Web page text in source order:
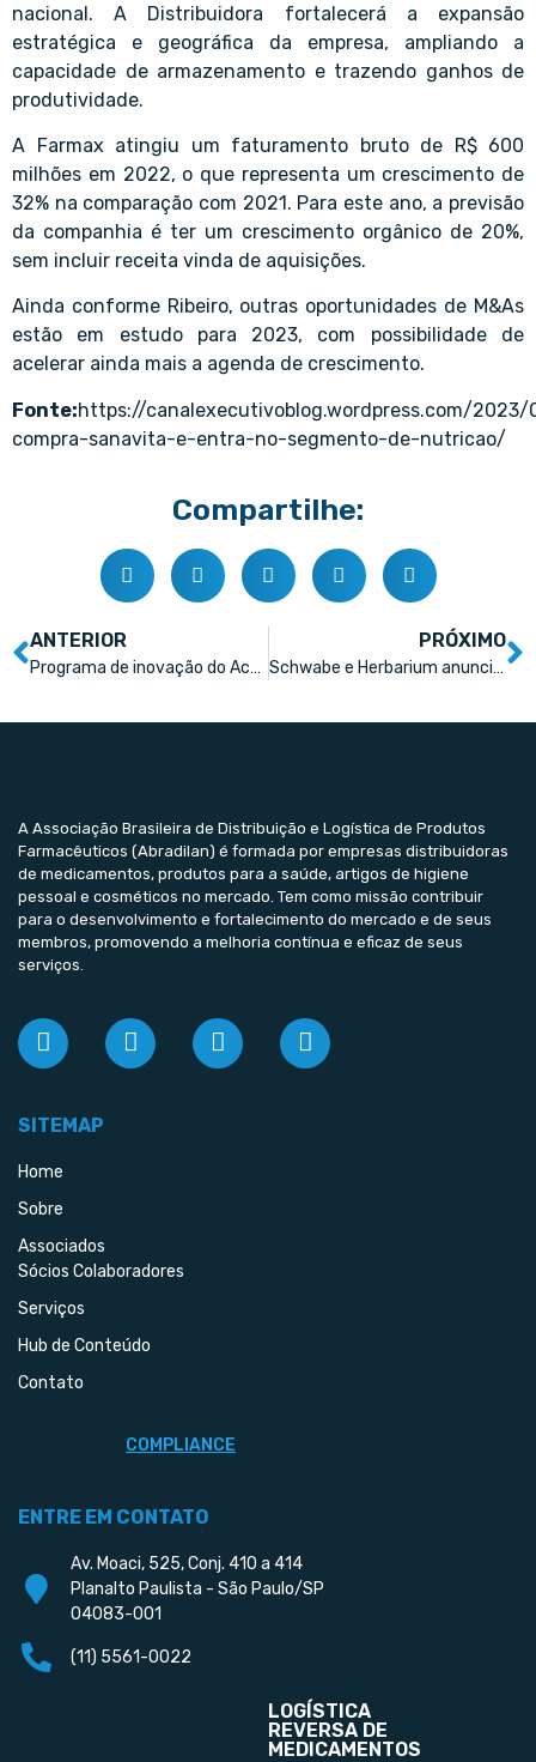
nacional. A Distribuidora fortalecerá a expansão
estratégica e geográfica da empresa, ampliando a
capacidade de armazenamento e trazendo ganhos de
produtividade.
A Farmax atingiu um faturamento bruto de R$ 600
milhões em 2022, o que representa um crescimento de
32% na comparação com 2021. Para este ano, a previsão
da companhia é ter um crescimento orgânico de 20%,
sem incluir receita vinda de aquisições.
Ainda conforme Ribeiro, outras oportunidades de M&As
estão em estudo para 2023, com possibilidade de
acelerar ainda mais a agenda de crescimento.
Fonte:https://canalexecutivoblog.wordpress.com/
compra-sanavita-e-entra-no-segmento-de-nutricao/
Compartilhe:
ANTERIOR
Programa de inovação do Aché apresenta desafios para startups
PRÓXIMO
Schwabe e Herbarium anunciam uma nova farmacêutica no Brasil com foco em produtos naturais
A Associação Brasileira de Distribuição e Logística de Produtos
Farmacêuticos (Abradilan) é formada por empresas distribuidoras
de medicamentos, produtos para a saúde, artigos de higiene
pessoal e cosméticos no mercado. Tem como missão contribuir
para o desenvolvimento e fortalecimento do mercado e de seus
membros, promovendo a melhoria contínua e eficaz de seus
serviços.
SITEMAP
Home
Sobre
Associados
Sócios Colaboradores
Serviços
Hub de Conteúdo
Contato
COMPLIANCE
ENTRE EM CONTATO
Av. Moaci, 525, Conj. 410 a 414
Planalto Paulista - São Paulo/SP
04083-001
(11) 5561-0022
LOGÍSTICA
REVERSA DE
MEDICAMENTOS